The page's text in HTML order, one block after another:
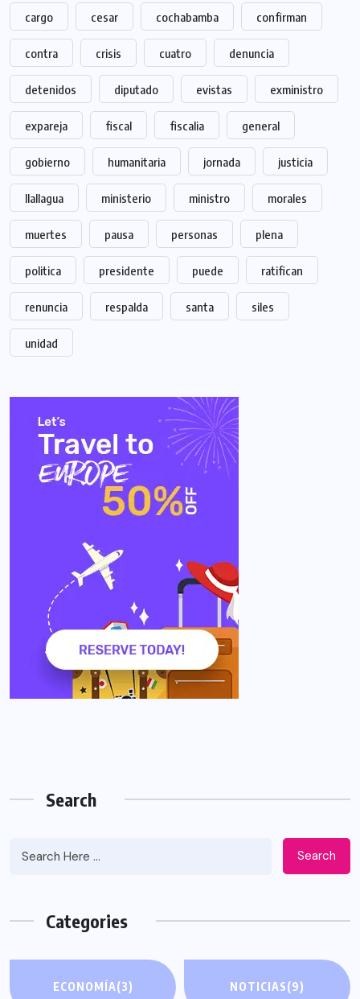
cargo cesar cochabamba confirman
contra crisis cuatro denuncia
detenidos diputado evistas exministro
expareja fiscal fiscalia general
gobierno humanitaria jornada justicia
llallagua ministerio ministro morales
muertes pausa personas plena
politica presidente puede ratifican
renuncia respalda santa siles
unidad
Search
Search
Categories
ECONOMÍA(3) NOTICIAS(9)